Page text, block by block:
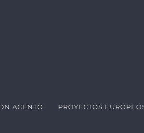
ACENTO PROYECTOS